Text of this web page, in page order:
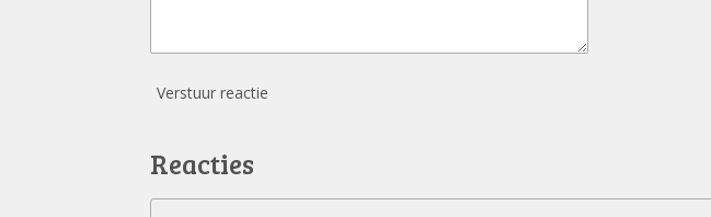
Verstuur reactie
Reacties